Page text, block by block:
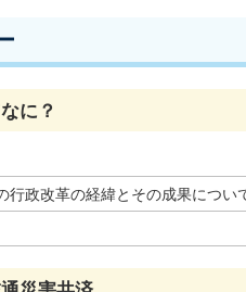
に？
行政改革の経緯とその成果につい